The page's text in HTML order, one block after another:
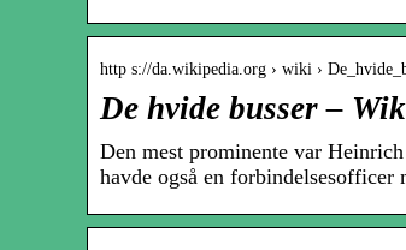
http s://da.wikipedia.org › wiki ›
De hvide busser –
Den mest prominente var
havde også en forbindelsesofficer